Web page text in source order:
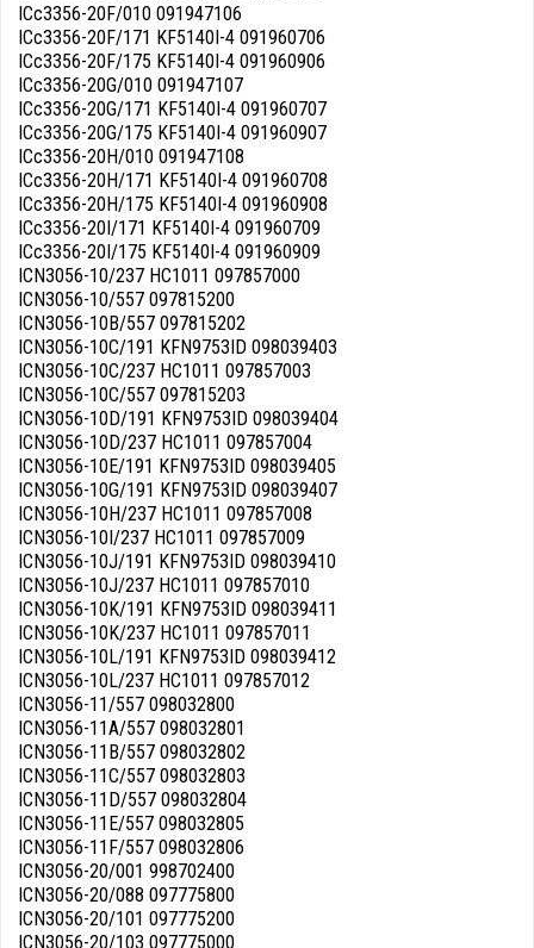
ICc3356-20F/010 091947106
ICc3356-20F/171 KF5140I-4 091960706
ICc3356-20F/175 KF5140I-4 091960906
ICc3356-20G/010 091947107
ICc3356-20G/171 KF5140I-4 091960707
ICc3356-20G/175 KF5140I-4 091960907
ICc3356-20H/010 091947108
ICc3356-20H/171 KF5140I-4 091960708
ICc3356-20H/175 KF5140I-4 091960908
ICc3356-20I/171 KF5140I-4 091960709
ICc3356-20I/175 KF5140I-4 091960909
ICN3056-10/237 HC1011 097857000
ICN3056-10/557 097815200
ICN3056-10B/557 097815202
ICN3056-10C/191 KFN9753ID 098039403
ICN3056-10C/237 HC1011 097857003
ICN3056-10C/557 097815203
ICN3056-10D/191 KFN9753ID 098039404
ICN3056-10D/237 HC1011 097857004
ICN3056-10E/191 KFN9753ID 098039405
ICN3056-10G/191 KFN9753ID 098039407
ICN3056-10H/237 HC1011 097857008
ICN3056-10I/237 HC1011 097857009
ICN3056-10J/191 KFN9753ID 098039410
ICN3056-10J/237 HC1011 097857010
ICN3056-10K/191 KFN9753ID 098039411
ICN3056-10K/237 HC1011 097857011
ICN3056-10L/191 KFN9753ID 098039412
ICN3056-10L/237 HC1011 097857012
ICN3056-11/557 098032800
ICN3056-11A/557 098032801
ICN3056-11B/557 098032802
ICN3056-11C/557 098032803
ICN3056-11D/557 098032804
ICN3056-11E/557 098032805
ICN3056-11F/557 098032806
ICN3056-20/001 998702400
ICN3056-20/088 097775800
ICN3056-20/101 097775200
ICN3056-20/103 097775000